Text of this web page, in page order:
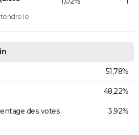
le
51,78%
48,22%
des votes
3,92%